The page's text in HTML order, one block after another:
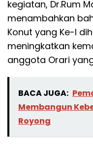
kegiatan, Dr.Rum
menambahkan
Konut yang Ke-I
meningkatkan
anggota Orari
BACA JUGA:
Membangun
Royong